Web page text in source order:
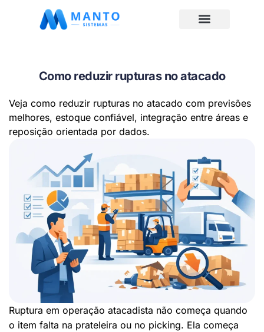
Como reduzir rupturas no atacado
Veja como reduzir rupturas no atacado com previsões
melhores, estoque confiável, integração entre áreas e
reposição orientada por dados.
Ruptura em operação atacadista não começa quando
o item falta na prateleira ou no picking. Ela começa